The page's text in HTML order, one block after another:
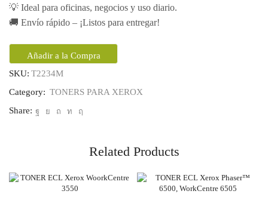
💡 Ideal para oficinas, negocios y uso diario.
🚚 Envío rápido – ¡Listos para entregar!
Añadir a la Compra
SKU: T2234M
Category: TONERS PARA XEROX
Share:
Related Products